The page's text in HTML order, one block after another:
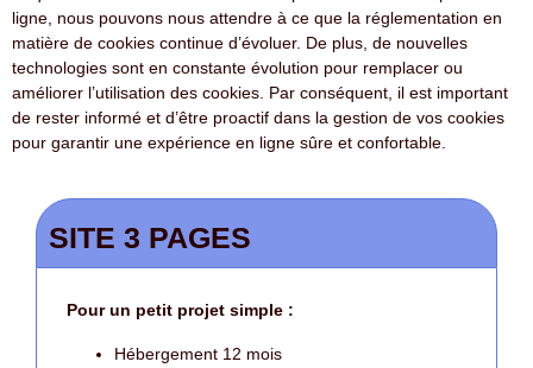
ligne, nous pouvons nous attendre à ce que la réglementation en
matière de cookies continue d’évoluer. De plus, de nouvelles
technologies sont en constante évolution pour remplacer ou
améliorer l’utilisation des cookies. Par conséquent, il est important
de rester informé et d’être proactif dans la gestion de vos cookies
pour garantir une expérience en ligne sûre et confortable.
SITE 3 PAGES
Pour un petit projet simple :
Hébergement 12 mois